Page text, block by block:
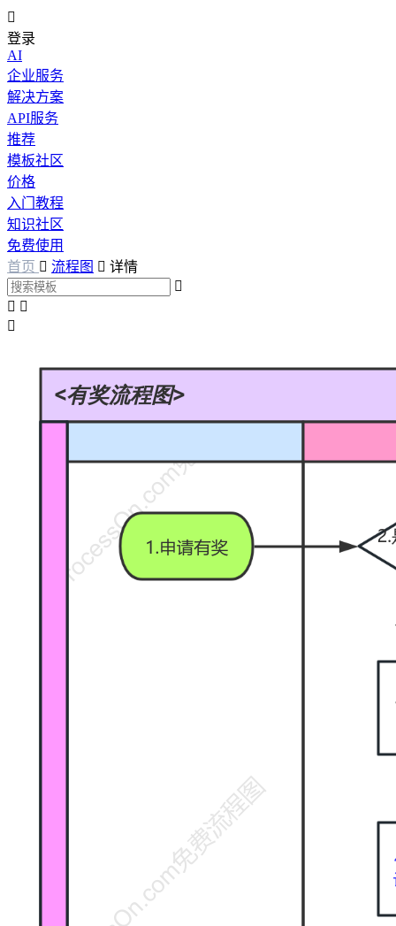

登录
AI
企业服务
解决方案
API服务
推荐
模板社区
价格
入门教程
知识社区
免费使用
首页  流程图  详情

 
